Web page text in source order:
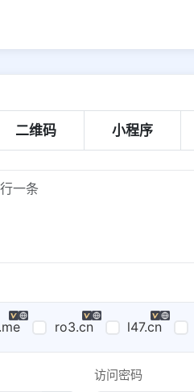
二维码 小程序
ro3.cn l47.cn
访问密码